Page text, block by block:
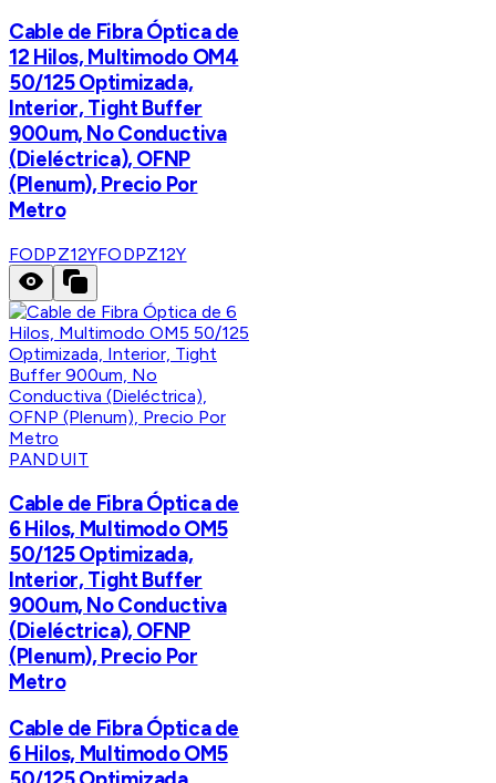
Cable de Fibra Óptica de
12 Hilos, Multimodo OM4
50/125 Optimizada,
Interior, Tight Buffer
900um, No Conductiva
(Dieléctrica), OFNP
(Plenum), Precio Por
Metro
FODPZ12YFODPZ12Y
PANDUIT
Cable de Fibra Óptica de
6 Hilos, Multimodo OM5
50/125 Optimizada,
Interior, Tight Buffer
900um, No Conductiva
(Dieléctrica), OFNP
(Plenum), Precio Por
Metro
Cable de Fibra Óptica de
6 Hilos, Multimodo OM5